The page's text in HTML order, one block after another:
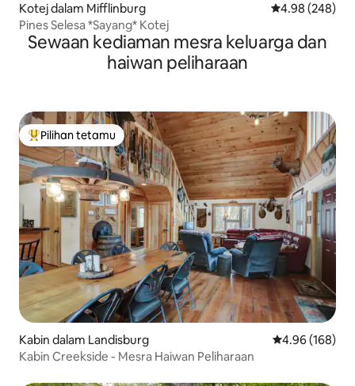
Kotej dalam Mifflinburg Penarafan
4.98 (248)
Pines Selesa *Sayang* Kotej
Sewaan kediaman mesra keluarga dan
haiwan peliharaan
Pilihan utama tetamu
Pilihan tetamu
Kabin dalam Landisburg Penarafan
4.96 (168)
Kabin Creekside - Mesra Haiwan Peliharaan